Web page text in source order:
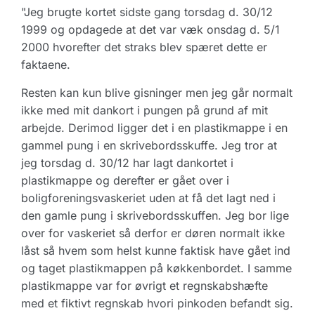
"Jeg brugte kortet sidste gang torsdag d. 30/12
1999 og opdagede at det var væk onsdag d. 5/1
2000 hvorefter det straks blev spæret dette er
faktaene.
Resten kan kun blive gisninger men jeg går normalt
ikke med mit dankort i pungen på grund af mit
arbejde. Derimod ligger det i en plastikmappe i en
gammel pung i en skrivebordsskuffe. Jeg tror at
jeg torsdag d. 30/12 har lagt dankortet i
plastikmappe og derefter er gået over i
boligforeningsvaskeriet uden at få det lagt ned i
den gamle pung i skrivebordsskuffen. Jeg bor lige
over for vaskeriet så derfor er døren normalt ikke
låst så hvem som helst kunne faktisk have gået ind
og taget plastikmappen på køkkenbordet. I samme
plastikmappe var for øvrigt et regnskabshæfte
med et fiktivt regnskab hvori pinkoden befandt sig.